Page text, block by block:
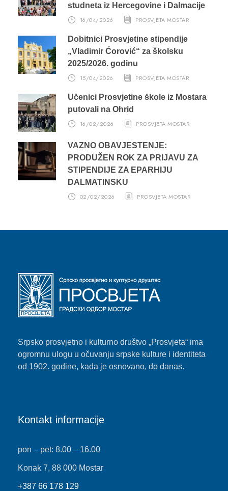
studneta iz Hercegovine i Dalmacije
16/04/2026 PROSVJETA MOSTAR
Dobitnici Prosvjetine stipendije
„Vladimir Ćorović“ za školsku
2025/2026. godinu
15/04/2026 PROSVJETA MOSTAR
Učenici Prosvjetine škole iz Mostara
putovali na Ohrid
16/02/2026 PROSVJETA MOSTAR
VAŽNO OBAVJEŠTENJE:
PRODUŽEN ROK ZA PRIJAVU ZA
STIPENDIJE ZA EPARHIJU
DALMATINSKU
02/02/2026 PROSVJETA MOSTAR
Srpsko prosvjetno i kulturno društvo „Prosvjeta“ ima
ogromnu ulogu u očuvanju srpske kulture i identiteta
od 1902. godine, kada je osnovano, do danas.
Kontakt informacije
pon – pet: 8.00 – 16.00
Konak 7, 88 000 Mostar
+387 66 178 129